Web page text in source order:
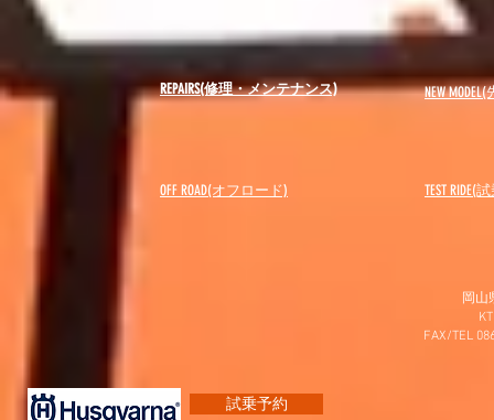
REPAIRS(修理・メンテナンス) NEW MODEL(
OFF ROAD(オフロード) ​TEST RIDE(
岡山
FAX/TEL
試乗予約